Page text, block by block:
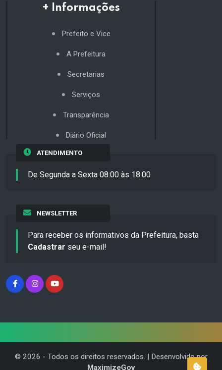
+ Informações
Prefeito e Vice
A Prefeitura
Secretarias
Serviços
Transparência
Diário Oficial
ATENDIMENTO
De Segunda a Sexta 08:00 às 18:00
NEWSLETTER
Para receber os informativos da Prefeitura, basta
Cadastrar seu e-mail!
© 2026 - Todos os direitos reservados. | Desenvolvido por
MaximizeGov